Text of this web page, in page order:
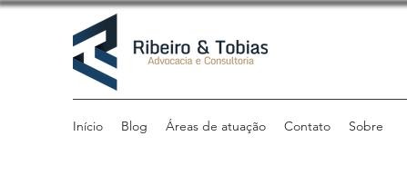
Início Blog Áreas de atuação Contato Sobre